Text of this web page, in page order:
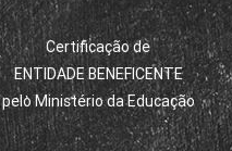
Certificação de
ENTIDADE BENEFICENTE
pelo Ministério da Educação